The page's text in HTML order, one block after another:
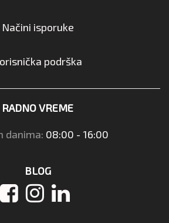
Načini isporuke
podrška
RADNO VREME
danima: 08:00 - 16:00
BLOG